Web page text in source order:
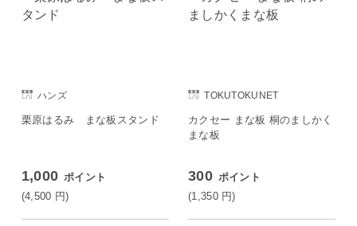
ハンズ
栗原はるみ まな板スタンド
1,000 ポイント
(4,500 円)
TOKUTOKUNET
カクセー まな板 桐のましかく
まな板
300 ポイント
(1,350 円)